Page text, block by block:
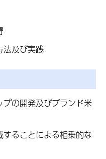
法及び実践
プの開発及びブランド米
することによる相乗的な